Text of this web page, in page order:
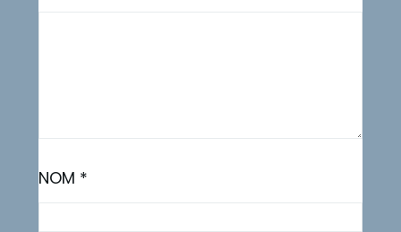
NOM *